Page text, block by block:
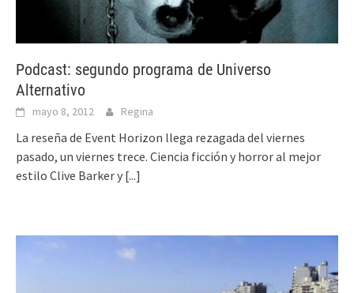
Podcast: segundo programa de Universo
Alternativo
mayo 8, 2012 Regina
La reseña de Event Horizon llega rezagada del viernes
pasado, un viernes trece. Ciencia ficción y horror al mejor
estilo Clive Barker y [...]